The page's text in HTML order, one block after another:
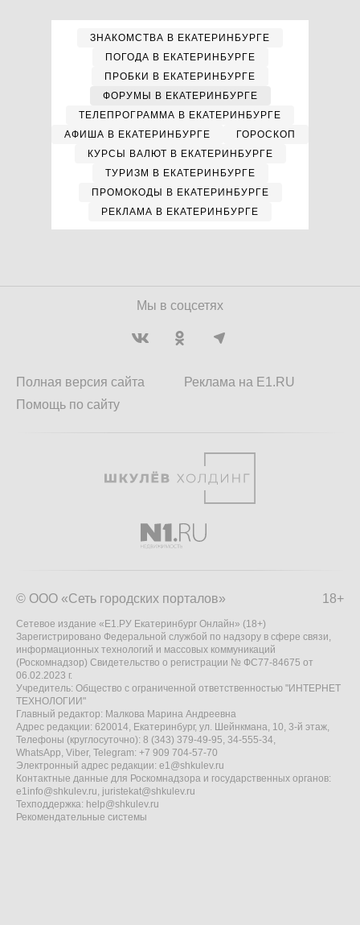
ЗНАКОМСТВА В ЕКАТЕРИНБУРГЕ
ПОГОДА В ЕКАТЕРИНБУРГЕ
ПРОБКИ В ЕКАТЕРИНБУРГЕ
ФОРУМЫ В ЕКАТЕРИНБУРГЕ
ТЕЛЕПРОГРАММА В ЕКАТЕРИНБУРГЕ
АФИША В ЕКАТЕРИНБУРГЕ
ГОРОСКОП
КУРСЫ ВАЛЮТ В ЕКАТЕРИНБУРГЕ
ТУРИЗМ В ЕКАТЕРИНБУРГЕ
ПРОМОКОДЫ В ЕКАТЕРИНБУРГЕ
РЕКЛАМА В ЕКАТЕРИНБУРГЕ
Мы в соцсетях
Полная версия сайта
Помощь по сайту
Реклама на E1.RU
18+
© ООО «Сеть городских порталов»
Сетевое издание «Е1.РУ Екатеринбург Онлайн» (18+)
Зарегистрировано Федеральной службой по надзору в сфере связи,
информационных технологий и массовых коммуникаций
(Роскомнадзор) Свидетельство о регистрации № ФС77-84675 от
06.02.2023 г.
Учредитель: Общество с ограниченной ответственностью "ИНТЕРНЕТ
ТЕХНОЛОГИИ"
Главный редактор: Малкова Марина Андреевна
Адрес редакции: 620014, Екатеринбург, ул. Шейнкмана, 10, 3-й этаж,
Телефоны (круглосуточно): 8 (343) 379-49-95, 34-555-34,
WhatsApp, Viber, Telegram: +7 909 704-57-70
Электронный адрес редакции: e1@shkulev.ru
Контактные данные для Роскомнадзора и государственных органов:
e1info@shkulev.ru, juristekat@shkulev.ru
Техподдержка: help@shkulev.ru
Рекомендательные системы